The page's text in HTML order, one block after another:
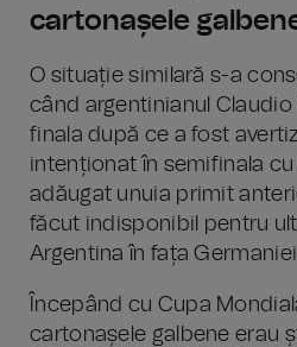
cartonașele
O situație similară s-a
când argentinianul
finala după ce a fost
intenționat în semifinala
adăugat unuia primit
făcut indisponibil pentru
Argentina în fața
Începând cu Cupa
cartonașele galbene erau